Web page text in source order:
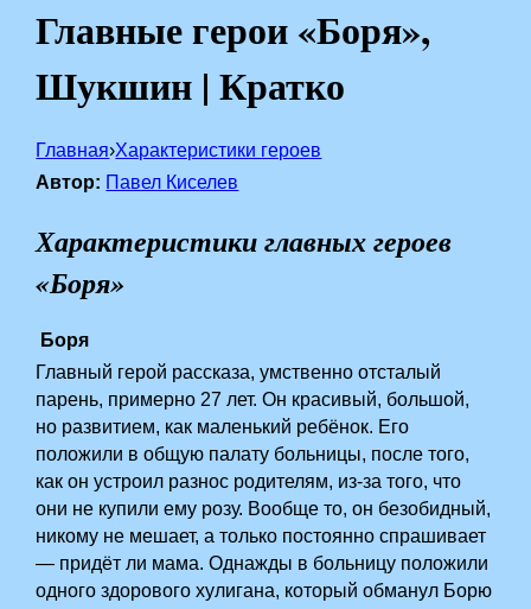
Главные герои «Боря»,
Шукшин | Кратко
Главная›Характеристики героев
Автор: Павел Киселев
Характеристики главных героев
«Боря»
Боря
Главный герой рассказа, умственно отсталый
парень, примерно 27 лет. Он красивый, большой,
но развитием, как маленький ребёнок. Его
положили в общую палату больницы, после того,
как он устроил разнос родителям, из-за того, что
они не купили ему розу. Вообще то, он безобидный,
никому не мешает, а только постоянно спрашивает
— придёт ли мама. Однажды в больницу положили
одного здорового хулигана, который обманул Борю